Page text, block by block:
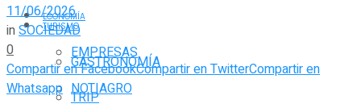
TURISMO
GASTRONOMÍA
TRIP
ECONOMÍA
EMPRESAS
NOTIAGRO
11/06/2026
inSOCIEDAD
0
Compartir en FacebookCompartir en TwitterCompartir en
Whatsapp